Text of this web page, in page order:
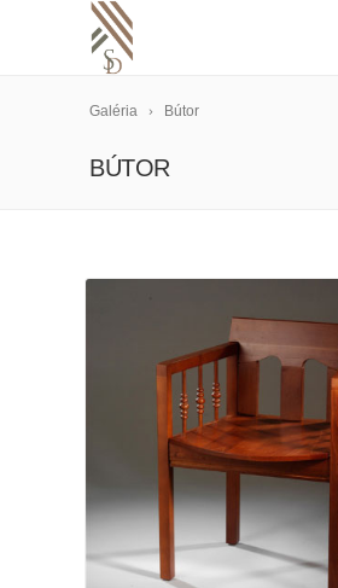
Galéria Bútor
BÚTOR